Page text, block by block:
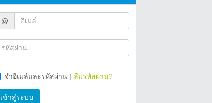
@
จำอีเมล์และรหัสผ่าน | ลืมรหัสผ่าน?
เข้าสู่ระบบ